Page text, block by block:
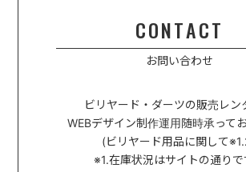
CONTACT
お問い合わせ
ビリヤード・ダーツの販売レン
WEBデザイン制作運用随時承って
(ビリヤード用品に関して
※1.在庫状況はサイトの通りで